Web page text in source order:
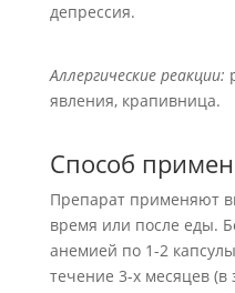
депрессия.
Аллергические реакции:
явления, крапивница.
Способ
Препарат применяют
время или после еды.
анемией по 1-2
течение 3-х месяцев (в